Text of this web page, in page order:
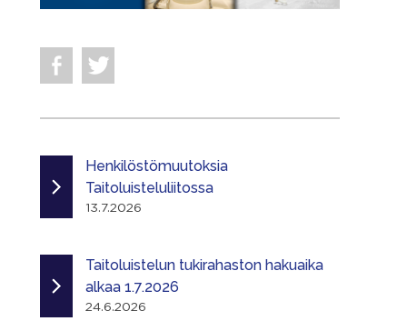
Henkilöstömuutoksia
Taitoluisteluliitossa
13.7.2026
Taitoluistelun tukirahaston hakuaika
alkaa 1.7.2026
24.6.2026